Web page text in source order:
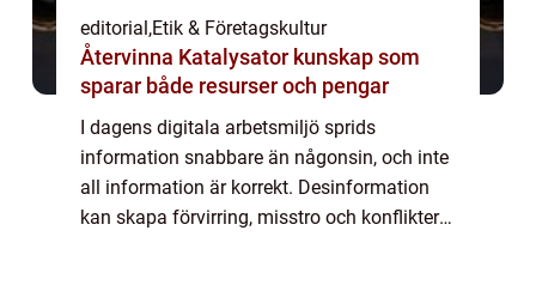
editorial,Etik & Företagskultur
Återvinna Katalysator kunskap som
sparar både resurser och pengar
I dagens digitala arbetsmiljö sprids
information snabbare än någonsin, och inte
all information är korrekt. Desinformation
kan skapa förvirring, misstro och konflikter